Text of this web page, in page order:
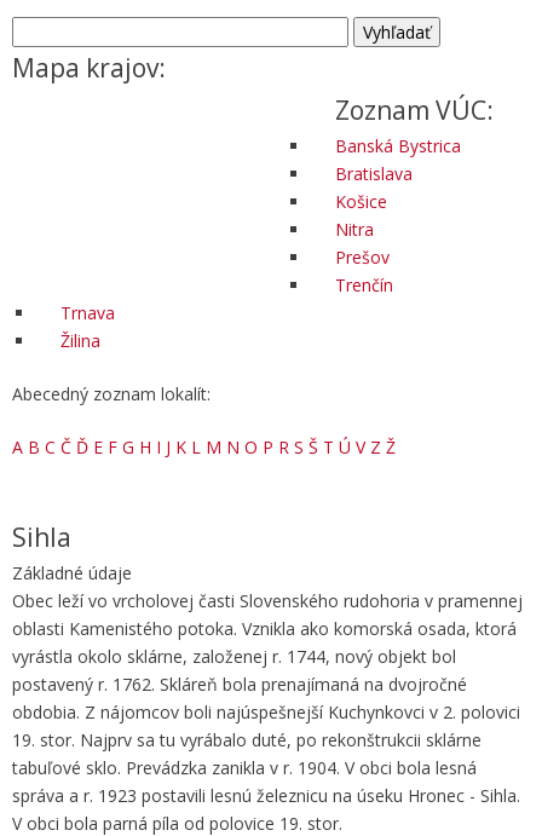
Mapa krajov:
Zoznam VÚC:
Banská Bystrica
Bratislava
Košice
Nitra
Prešov
Trenčín
Trnava
Žilina
Abecedný zoznam lokalít:
A B C Č Ď E F G H I J K L M N O P R S Š T Ú V Z Ž
Sihla
Základné údaje
Obec leží vo vrcholovej časti Slovenského rudohoria v pramennej
oblasti Kamenistého potoka. Vznikla ako komorská osada, ktorá
vyrástla okolo sklárne, založenej r. 1744, nový objekt bol
postavený r. 1762. Skláreň bola prenajímaná na dvojročné
obdobia. Z nájomcov boli najúspešnejší Kuchynkovci v 2. polovici
19. stor. Najprv sa tu vyrábalo duté, po rekonštrukcii sklárne
tabuľové sklo. Prevádzka zanikla v r. 1904. V obci bola lesná
správa a r. 1923 postavili lesnú železnicu na úseku Hronec - Sihla.
V obci bola parná píla od polovice 19. stor.